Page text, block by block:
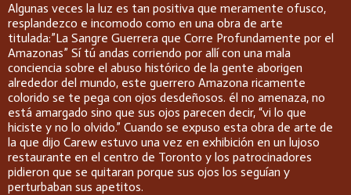
Algunas veces la luz es tan positiva que meramente ofusco,
resplandezco e incomodo como en una obra de arte
titulada:”La Sangre Guerrera que Corre Profundamente por el
Amazonas” Sí tú andas corriendo por allí con una mala
conciencia sobre el abuso histórico de la gente aborigen
alrededor del mundo, este guerrero Amazona ricamente
colorido se te pega con ojos desdeñosos. él no amenaza, no
está amargado sino que sus ojos parecen decir, “vi lo que
hiciste y no lo olvido.” Cuando se expuso esta obra de arte de
la que dijo Carew estuvo una vez en exhibición en un lujoso
restaurante en el centro de Toronto y los patrocinadores
pidieron que se quitaran porque sus ojos los seguían y
perturbaban sus apetitos.